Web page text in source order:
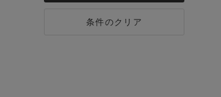
条件のクリア